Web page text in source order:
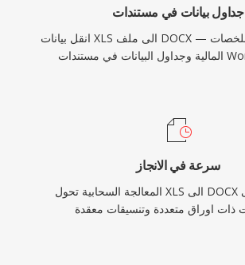
جداول بيانات في مستندات
انقل بيانات XLS الى ملف DOCX — مثالي لإدراج الملخصات
سرعة في الانجاز
المعالجة السحابية تحول XLS الى DOCX في ثوانٍ حتى